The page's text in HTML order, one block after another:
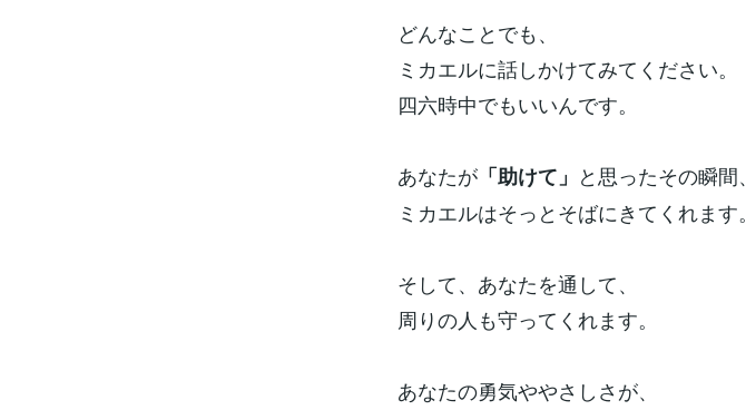
どんなことでも、
ミカエルに話しかけてみてください。
四六時中でもいいんです。
あなたが 「助けて」 と思ったその瞬間、
ミカエルはそっとそばにきてくれます。
そして、あなたを通して、
周りの人も守ってくれます。
あなたの勇気ややさしさが、